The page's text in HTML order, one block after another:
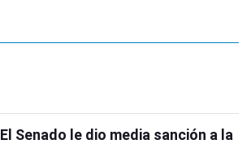
El Senado le dio media sanción a la